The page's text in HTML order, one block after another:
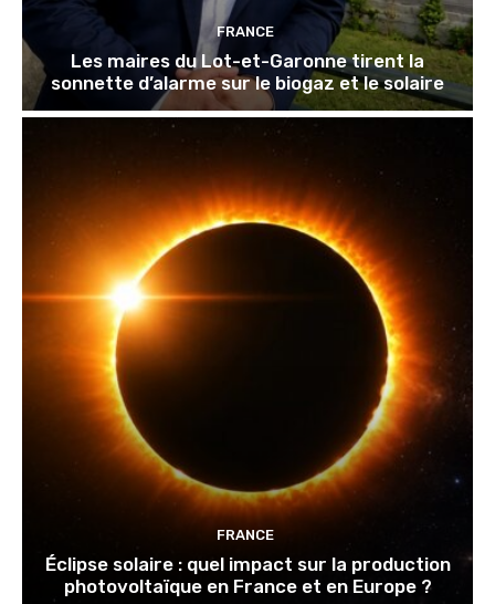
FRANCE
Les maires du Lot-et-Garonne tirent la
sonnette d’alarme sur le biogaz et le solaire
FRANCE
Éclipse solaire : quel impact sur la production
photovoltaïque en France et en Europe ?